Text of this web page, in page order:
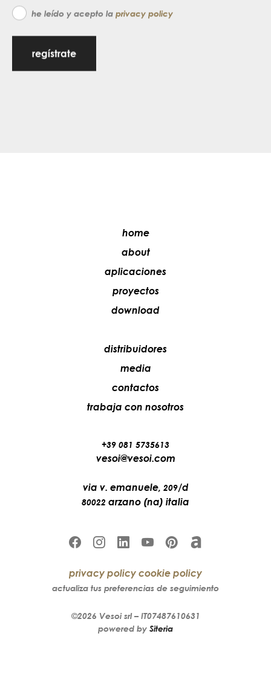
he leído y acepto la privacy policy
regístrate
home
about
aplicaciones
proyectos
download
distribuidores
media
contactos
trabaja con nosotros
+39 081 5735613
vesoi@vesoi.com
via v. emanuele, 209/d
80022 arzano (na) italia
privacy policy cookie policy
actualiza tus preferencias de seguimiento
©2026 Vesoisrl – IT07487610631
powered by Siteria